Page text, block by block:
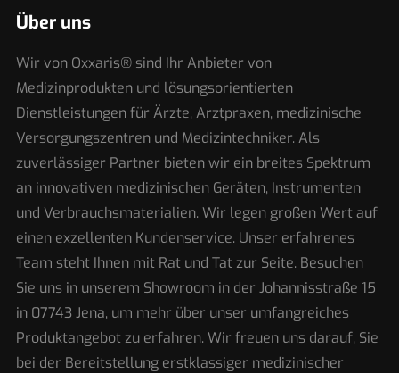
Über uns
Wir von Oxxaris® sind Ihr Anbieter von
Medizinprodukten und lösungsorientierten
Dienstleistungen für Ärzte, Arztpraxen, medizinische
Versorgungszentren und Medizintechniker. Als
zuverlässiger Partner bieten wir ein breites Spektrum
an innovativen medizinischen Geräten, Instrumenten
und Verbrauchsmaterialien. Wir legen großen Wert auf
einen exzellenten Kundenservice. Unser erfahrenes
Team steht Ihnen mit Rat und Tat zur Seite. Besuchen
Sie uns in unserem Showroom in der Johannisstraße 15
in 07743 Jena, um mehr über unser umfangreiches
Produktangebot zu erfahren. Wir freuen uns darauf, Sie
bei der Bereitstellung erstklassiger medizinischer